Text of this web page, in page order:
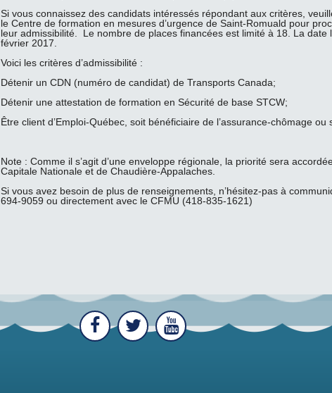
Si vous connaissez des candidats intéressés répondant aux critères,
le Centre de formation en mesures d’urgence de Saint-Romuald pour
leur admissibilité. Le nombre de places financées est limité à 18. La date
février 2017.
Voici les critères d’admissibilité :
Détenir un CDN (numéro de candidat) de Transports Canada;
Détenir une attestation de formation en Sécurité de base STCW;
Être client d’Emploi-Québec, soit bénéficiaire de l’assurance-chômage ou
Note : Comme il s’agit d’une enveloppe régionale, la priorité sera
Capitale Nationale et de Chaudière-Appalaches.
Si vous avez besoin de plus de renseignements, n’hésitez-pas à
694-9059 ou directement avec le CFMU (418-835-1621)